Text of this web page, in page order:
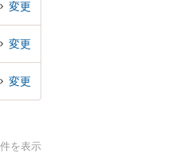
変更
変更
変更
を表示